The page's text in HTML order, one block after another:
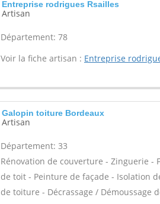
Entreprise rodrigues Rsailles
Artisan
Département: 78
Voir la fiche artisan : Entreprise
Galopin toiture Bordeaux
Artisan
Département: 33
Rénovation de couverture - Zinguerie -
de toit - Peinture de façade - Isolation
de toiture - Décrassage / Démoussage